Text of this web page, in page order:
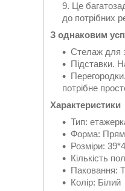
Це
до потрібних
З однаковим
Стелаж для
Підставки.
потрібне
Характеристики
Тип:
Форма:
Розміри:
Кількість
Паковання:
Колір: Білий